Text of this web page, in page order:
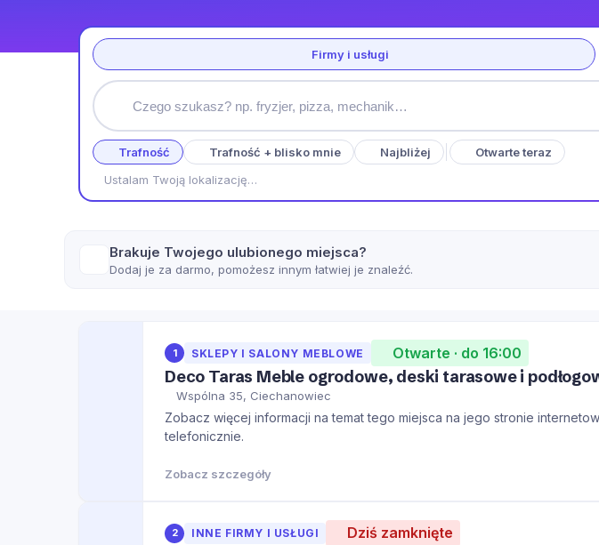
Firmy i usługi
Trafność Trafność + blisko mnie Najbliżej
Otwarte teraz
Ustalam Twoją lokalizację…
Brakuje Twojego ulubionego miejsca?
Dodaj je za darmo, pomożesz innym łatwiej je znaleźć.
1 SKLEPY I SALONY MEBLOWE Otwarte · do 16:00
Deco Taras Meble ogrodowe, deski tarasowe i
Wspólna 35, Ciechanowiec
Zobacz więcej informacji na temat tego miejsca na jego stronie
telefonicznie.
Zobacz szczegóły
2 INNE FIRMY I USŁUGI Dziś zamknięte